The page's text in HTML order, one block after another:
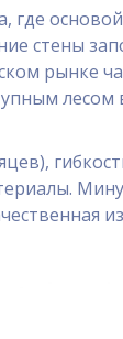
где
стены
рынке